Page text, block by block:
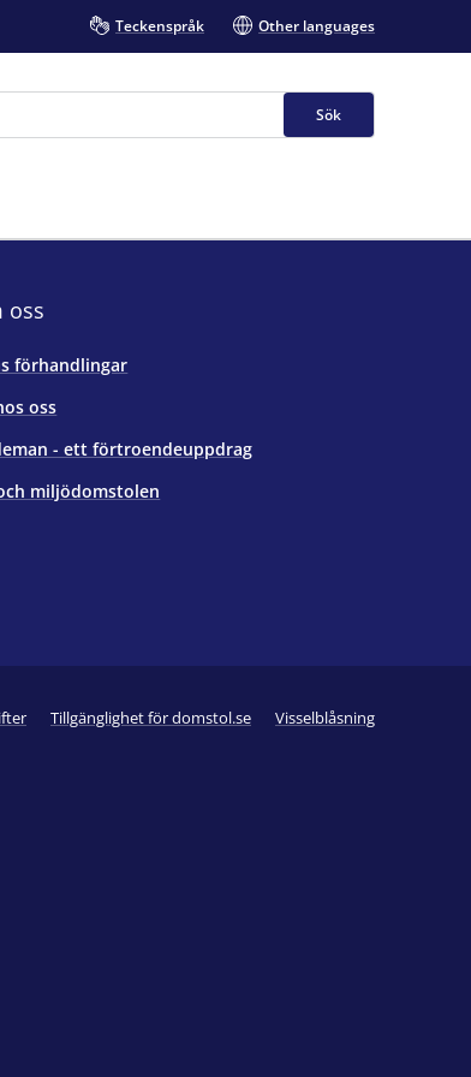
Teckenspråk Other languages
Sök
oss
förhandlingar
oss
- ett förtroendeuppdrag
miljödomstolen
Tillgänglighet för domstol.se Visselblåsning